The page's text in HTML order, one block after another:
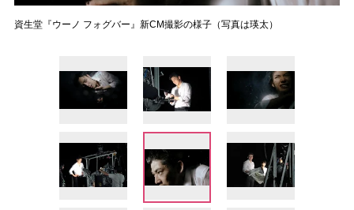
資生堂『ウーノ フォグバー』新CM撮影の様子（写真は瑛太）